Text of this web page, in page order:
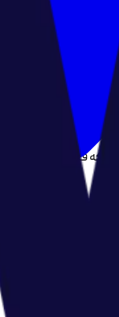
که فروش ثبات
نیست، بلکه
ساختن آینده‌ای